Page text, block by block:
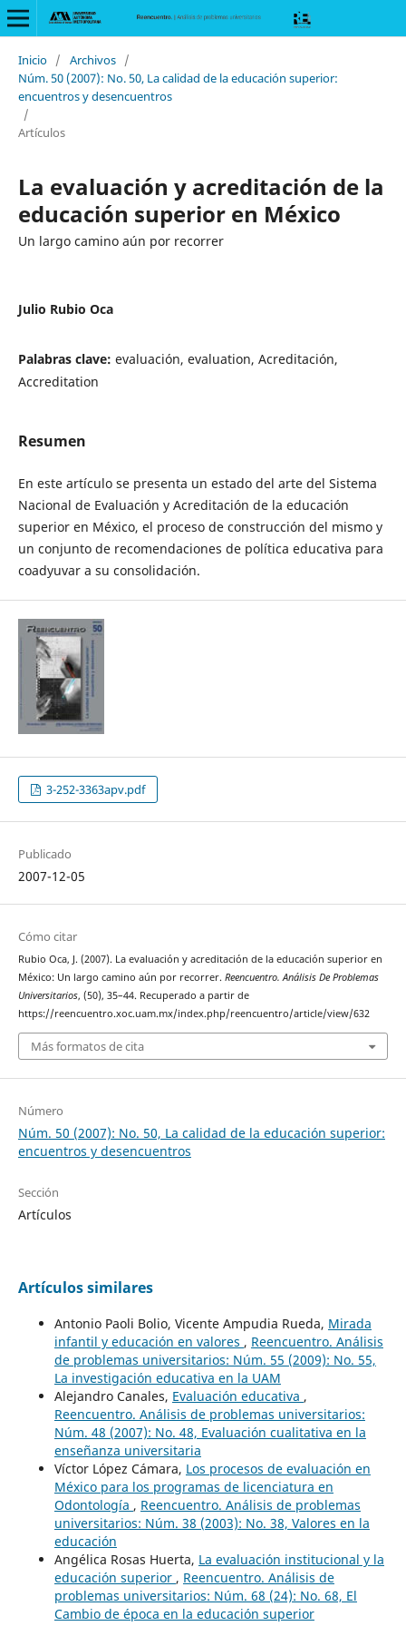
Inicio / Archivos /
Núm. 50 (2007): No. 50, La calidad de la educación superior:
encuentros y desencuentros
/
Artículos
La evaluación y acreditación de la
educación superior en México
Un largo camino aún por recorrer
Julio Rubio Oca
Palabras clave: evaluación, evaluation, Acreditación,
Accreditation
Resumen
En este artículo se presenta un estado del arte del Sistema
Nacional de Evaluación y Acreditación de la educación
superior en México, el proceso de construcción del mismo y
un conjunto de recomendaciones de política educativa para
coadyuvar a su consolidación.
3-252-3363apv.pdf
Publicado
2007-12-05
Cómo citar
Rubio Oca, J. (2007). La evaluación y acreditación de la educación superior en
México: Un largo camino aún por recorrer. Reencuentro. Análisis De Problemas
Universitarios, (50), 35–44. Recuperado a partir de
https://reencuentro.xoc.uam.mx/index.php/reencuentro/article/view/632
Más formatos de cita
Número
Núm. 50 (2007): No. 50, La calidad de la educación superior:
encuentros y desencuentros
Sección
Artículos
Artículos similares
Antonio Paoli Bolio, Vicente Ampudia Rueda, Mirada
infantil y educación en valores , Reencuentro. Análisis
de problemas universitarios: Núm. 55 (2009): No. 55,
La investigación educativa en la UAM
Alejandro Canales, Evaluación educativa ,
Reencuentro. Análisis de problemas universitarios:
Núm. 48 (2007): No. 48, Evaluación cualitativa en la
enseñanza universitaria
Víctor López Cámara, Los procesos de evaluación en
México para los programas de licenciatura en
Odontología , Reencuentro. Análisis de problemas
universitarios: Núm. 38 (2003): No. 38, Valores en la
educación
Angélica Rosas Huerta, La evaluación institucional y la
educación superior , Reencuentro. Análisis de
problemas universitarios: Núm. 68 (24): No. 68, El
Cambio de época en la educación superior